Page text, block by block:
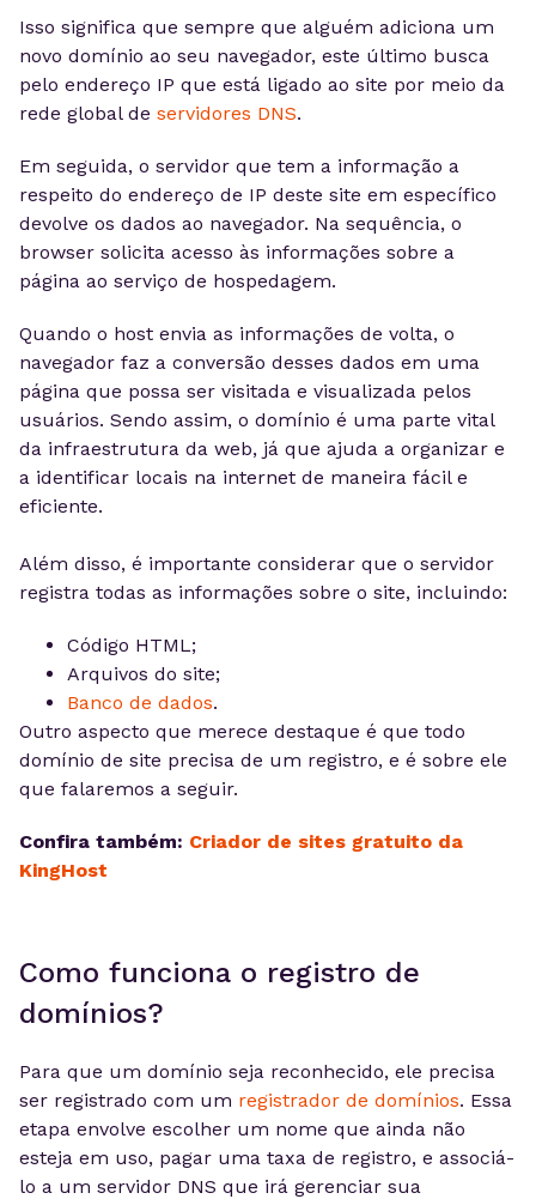
Isso significa que sempre que alguém adiciona um
novo domínio ao seu navegador, este último busca
pelo endereço IP que está ligado ao site por meio da
rede global de servidores DNS.
Em seguida, o servidor que tem a informação a
respeito do endereço de IP deste site em específico
devolve os dados ao navegador. Na sequência, o
browser solicita acesso às informações sobre a
página ao serviço de hospedagem.
Quando o host envia as informações de volta, o
navegador faz a conversão desses dados em uma
página que possa ser visitada e visualizada pelos
usuários. Sendo assim, o domínio é uma parte vital
da infraestrutura da web, já que ajuda a organizar e
a identificar locais na internet de maneira fácil e
eficiente.
Além disso, é importante considerar que o servidor
registra todas as informações sobre o site, incluindo:
Código HTML;
Arquivos do site;
Banco de dados.
Outro aspecto que merece destaque é que todo
domínio de site precisa de um registro, e é sobre ele
que falaremos a seguir.
Confira também: Criador de sites gratuito da
KingHost
Como funciona o registro de
domínios?
Para que um domínio seja reconhecido, ele precisa
ser registrado com um registrador de domínios. Essa
etapa envolve escolher um nome que ainda não
esteja em uso, pagar uma taxa de registro, e associá-
lo a um servidor DNS que irá gerenciar sua